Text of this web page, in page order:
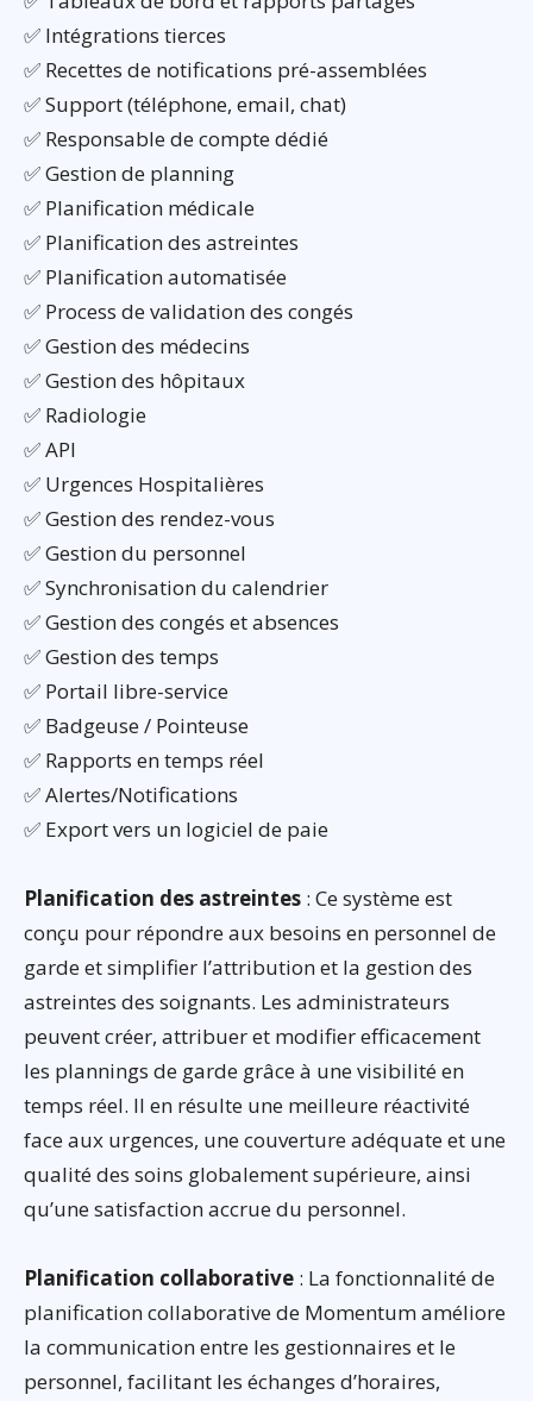
✅ Intégrations tierces
✅ Recettes de notifications pré-assemblées
✅ Support (téléphone, email, chat)
✅ Responsable de compte dédié
✅ Gestion de planning
✅ Planification médicale
✅ Planification des astreintes
✅ Planification automatisée
✅ Process de validation des congés
✅ Gestion des médecins
✅ Gestion des hôpitaux
✅ Radiologie
✅ API
✅ Urgences Hospitalières
✅ Gestion des rendez-vous
✅ Gestion du personnel
✅ Synchronisation du calendrier
✅ Gestion des congés et absences
✅ Gestion des temps
✅ Portail libre-service
✅ Badgeuse / Pointeuse
✅ Rapports en temps réel
✅ Alertes/Notifications
✅ Export vers un logiciel de paie
Planification des astreintes : Ce système est
conçu pour répondre aux besoins en personnel de
garde et simplifier l’attribution et la gestion des
astreintes des soignants. Les administrateurs
peuvent créer, attribuer et modifier efficacement
les plannings de garde grâce à une visibilité en
temps réel. Il en résulte une meilleure réactivité
face aux urgences, une couverture adéquate et une
qualité des soins globalement supérieure, ainsi
qu’une satisfaction accrue du personnel.
Planification collaborative : La fonctionnalité de
planification collaborative de Momentum améliore
la communication entre les gestionnaires et le
personnel, facilitant les échanges d’horaires,